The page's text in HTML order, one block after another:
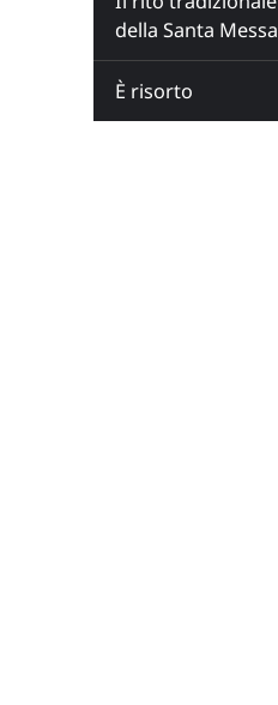
della Santa Messa
È risorto